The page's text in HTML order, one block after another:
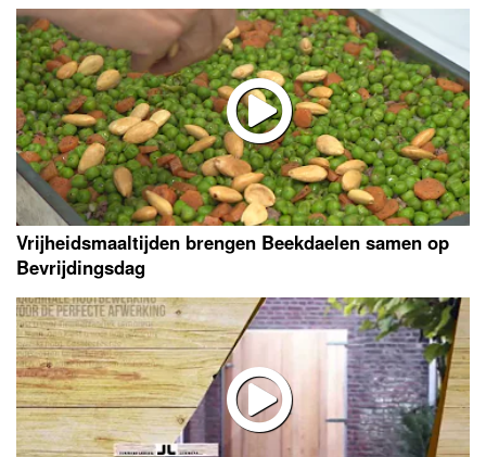
Vrijheidsmaaltijden brengen Beekdaelen samen op
Bevrijdingsdag